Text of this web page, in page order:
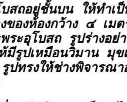
สถอยู่ชั้นบน ให้ทำเ
ของห้องกว้าง ๔ เม
ระอุโบสถ รูปร่างอย่
มีรูปเหมือนวิมาน มุข
ทรงให้ช่างพิจารณา